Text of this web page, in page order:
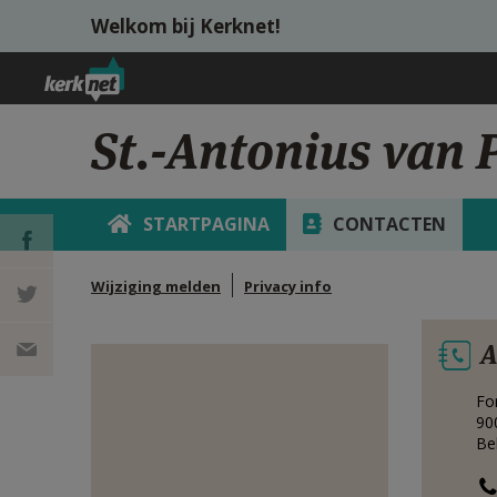
Overslaan en naar de inhoud gaan
Welkom bij Kerknet!
St.-Antonius van
STARTPAGINA CONTACTEN
Wijziging melden Privacy info
DEEL OP
FACEBOOK
DEEL OP